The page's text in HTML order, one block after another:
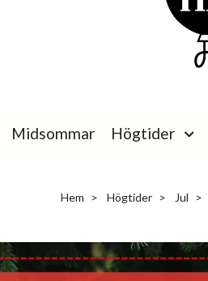
Midsommar Högtider
Hem Högtider Jul